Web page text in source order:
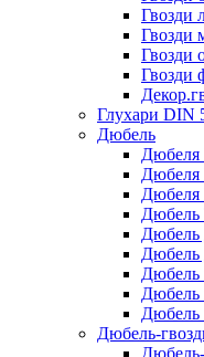
Гвозди
Гвозди
Гвозди
Гвозди
Глухари DIN
Дюбель
Дюбеля
Дюбеля
Дюбеля
Дюбель
Дюбель
Дюбель
Дюбель
Дюбель
Дюбель
Дюбель-